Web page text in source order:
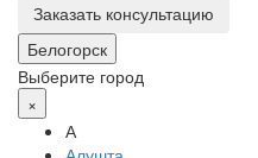
Заказать консультацию
Белогорск
Выберите город
×
А